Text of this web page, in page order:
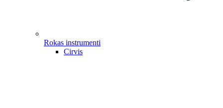
Rokas instrumenti
Cirvis